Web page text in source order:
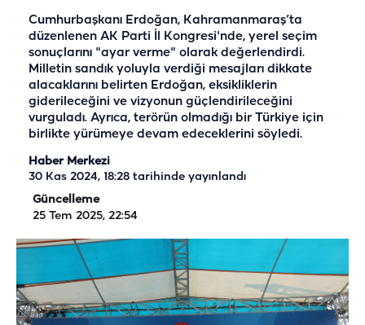
Cumhurbaşkanı Erdoğan, Kahramanmaraş’ta
düzenlenen AK Parti İl Kongresi'nde, yerel seçim
sonuçlarını "ayar verme" olarak değerlendirdi.
Milletin sandık yoluyla verdiği mesajları dikkate
alacaklarını belirten Erdoğan, eksikliklerin
giderileceğini ve vizyonun güçlendirileceğini
vurguladı. Ayrıca, terörün olmadığı bir Türkiye için
birlikte yürümeye devam edeceklerini söyledi.
Haber Merkezi
30 Kas 2024, 18:28 tarihinde yayınlandı
Güncelleme
25 Tem 2025, 22:54